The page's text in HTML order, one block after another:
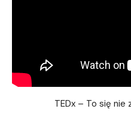
TEDx – To się nie